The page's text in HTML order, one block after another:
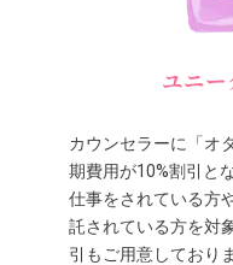
ユニ
カウンセラーに「オ
期費用が10%割引と
仕事をされている方
託されている方を対
引もご用意しており